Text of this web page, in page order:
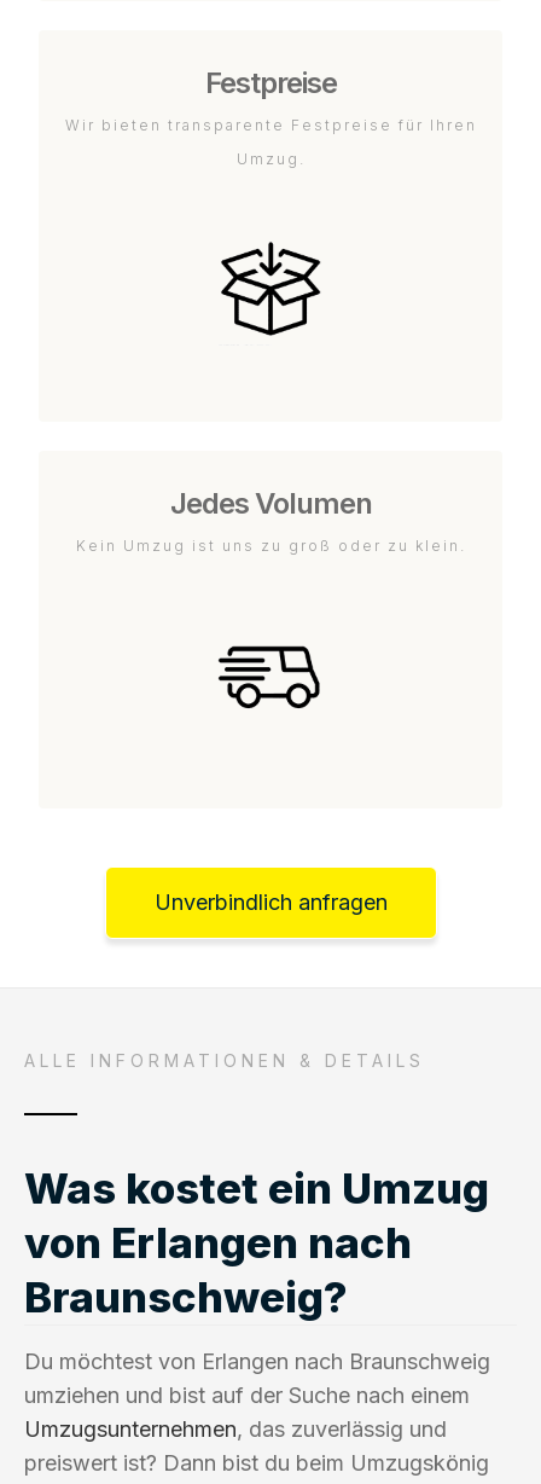
Festpreise
Wir bieten transparente Festpreise für Ihren
Umzug.
Jedes Volumen
Kein Umzug ist uns zu groß oder zu klein.
Unverbindlich anfragen
ALLE INFORMATIONEN & DETAILS
Was kostet ein Umzug
von Erlangen nach
Braunschweig?
Du möchtest von Erlangen nach Braunschweig
umziehen und bist auf der Suche nach einem
Umzugsunternehmen, das zuverlässig und
preiswert ist? Dann bist du beim Umzugskönig